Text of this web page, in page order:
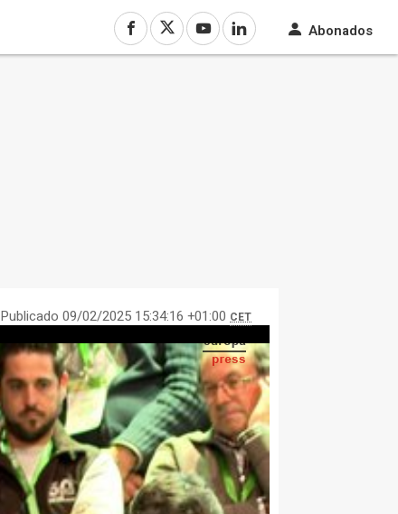
Abonados
Publicado 09/02/2025 15:34:16 +01:00 CET